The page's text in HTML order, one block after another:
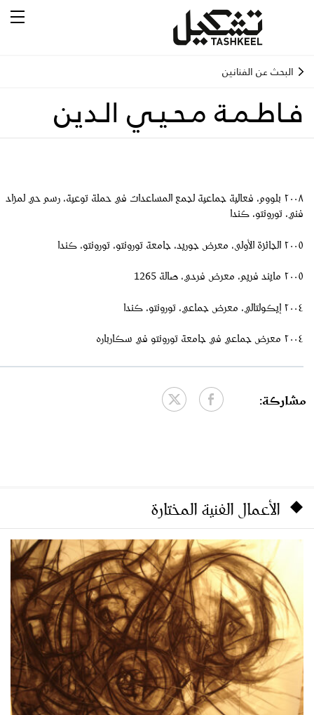
البحث عن الفنانين
فـاطـمـة مـحـيـي الـدين
٢٠٠٨ بلووم، فعالية جماعية لجمع المساعدات في حملة توعية، رسم حي لمزاد
فني، تورونتو، كندا
٢٠٠٥ الجائزة الأولى، معرض جوريد، جامعة تورونتو، تورونتو، كندا
٢٠٠٥ مايند فريم، معرض فردي، صالة 1265
٢٠٠٤ إيكولتالي، معرض جماعي، تورونتو، كندا
٢٠٠٤ معرض جماعي في جامعة تورونتو في سكارباره
مشاركة:
الأعمال الفنية المختارة